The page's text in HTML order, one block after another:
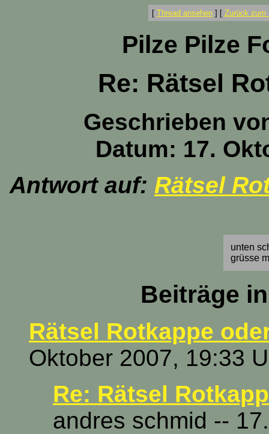
[ Thread ansehen ] [ Zurück zum
Pilze Pilze
Re: Rätsel
Geschrieben
Datum: 17.
Antwort auf: Rätsel
unten
grüsse
Beiträge
Rätsel Rotkappe
Oktober 2007, 19:33
Re: Rätsel
andres schmid --